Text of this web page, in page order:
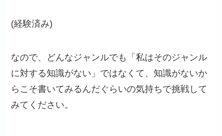
(経験済み)
なので、どんなジャンルでも「私はそのジャンル
に対する知識がない」ではなくて、知識がないか
らこそ書いてみるんだぐらいの気持ちで挑戦して
みてください。